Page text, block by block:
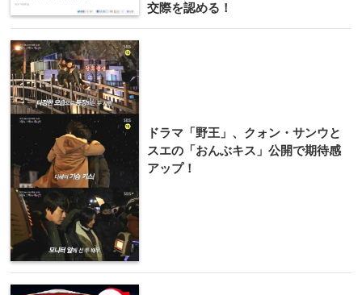
交際を認める！
ドラマ「野王」、クォン・サンウと
スエの「おんぶキス」公開で期待感
アップ！